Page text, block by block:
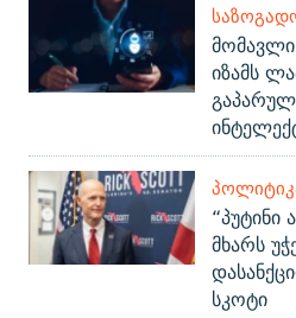
იზამს
“პუტინი
მხარს
სკოტი